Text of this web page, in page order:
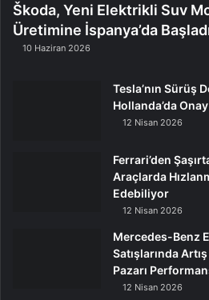
Škoda, Yeni Elektrikli Suv
Üretimine İspanya’da
10 Haziran 2026
Tesla’nın Sürüş
Hollanda’da Onay
12 Nisan 2026
Ferrari’den
Araçlarda
Edebiliyor
12 Nisan 2026
Mercedes-Benz
Satışlarında
Pazarı
12 Nisan 2026